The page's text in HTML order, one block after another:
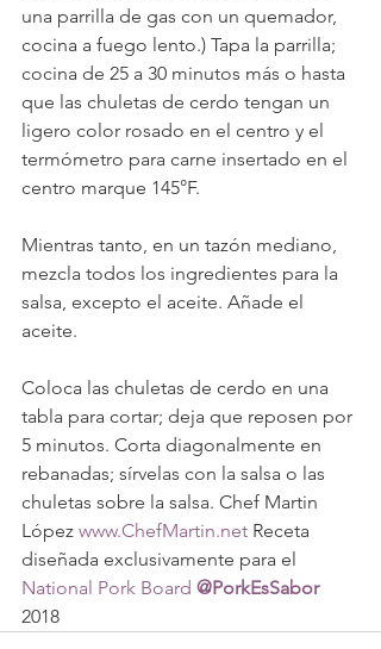
una parrilla de gas con un quemador,
cocina a fuego lento.) Tapa la parrilla;
cocina de 25 a 30 minutos más o hasta
que las chuletas de cerdo tengan un
ligero color rosado en el centro y el
termómetro para carne insertado en el
centro marque 145°F.
Mientras tanto, en un tazón mediano,
mezcla todos los ingredientes para la
salsa, excepto el aceite. Añade el
aceite.
Coloca las chuletas de cerdo en una
tabla para cortar; deja que reposen por
5 minutos. Corta diagonalmente en
rebanadas; sírvelas con la salsa o las
chuletas sobre la salsa. Chef Martin
López www.ChefMartin.net Receta
diseñada exclusivamente para el
National Pork Board @PorkEsSabor
2018